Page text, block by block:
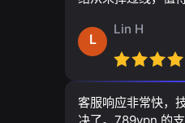
L
Lin H
客服响应非常快，